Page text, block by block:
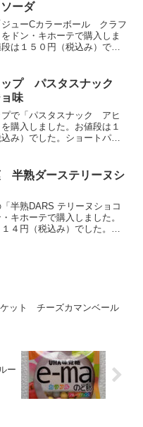
ーダ
ジューCカラーボール クラフ
をドン・キホーテで購入しま
は１５０円（税込み）でし
部で１０１個入っていまし
直径１ｃｍ...
ップ パスタスナック
味
プで「パスタスナック アヒ
購入しました。お値段は１
み）でした。ショートパス
見るとパッケージに海老と
と書かれてい...
半熟ダーステリーヌシ
半熟DARS テリーヌショコ
キホーテで購入しました。
４円（税込み）でした。こ
ット チーズカマンベール
ー